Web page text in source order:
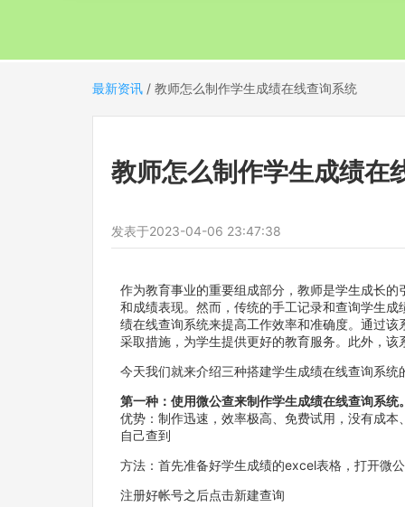
最新资讯 / 教师怎么制作学生成绩在线查询系统
教师怎么制作学生成绩在
发表于2023-04-06 23:47:38
作为教育事业的重要组成部分，教师是学生成长
和成绩表现。然而，传统的手工记录和查询学生
绩在线查询系统来提高工作效率和准确度。通过
采取措施，为学生提供更好的教育服务。此外，该
今天我们就来介绍三种搭建学生成绩在线查询系统
第一种：使用微公查来制作学生成绩在线查询系统。
优势：制作迅速，效率极高、免费试用，没有成
自己查到
方法：首先准备好学生成绩的excel表格，打开微公
注册好帐号之后点击新建查询